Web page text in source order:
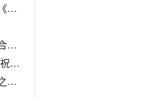
正本清源，无为自化｜国学专著《玄贶思想》
玄贶谈心性层次：从凡人思维到合道思维
文脉续古礼 新册启传承——热烈祝贺玄
【人物专访】张青松：抱守紫金之阳，在周易